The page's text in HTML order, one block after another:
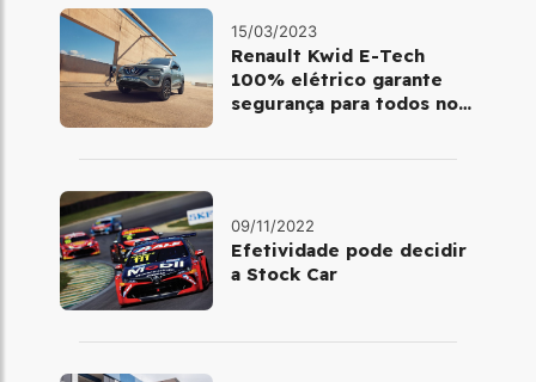
15/03/2023
Renault Kwid E-Tech
100% elétrico garante
segurança para todos no
09/11/2022
Efetividade pode decidir
a Stock Car